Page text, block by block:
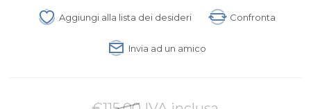
Aggiungi alla lista dei desideri Confronta
Invia ad un amico